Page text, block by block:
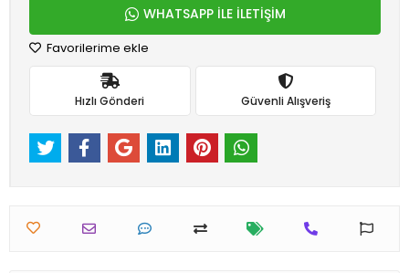
WHATSAPP İLE İLETİŞİM
Favorilerime ekle
Hızlı Gönderi Güvenli Alışveriş